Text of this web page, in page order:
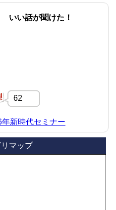
いい話が聞けた！
62
新時代セミナー
マップ